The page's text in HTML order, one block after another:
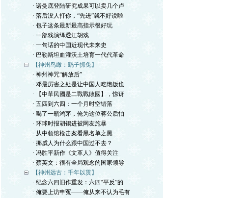
· 诺曼底登陆研究成果可以卖几个卢
· 落后没人打你，“先进”就不好说啦
· 包子这条最新最高指示很好玩
· 一部戏演绎透江胡戏
· 一句话的中国近现代未来史
· 巴勒斯坦血灌沃土培育一代代革命
【神州鸟瞰：鹞子抓兔】
· 神州神咒“解放后”
· 邓最厉害之处是让中国人吃饱饭也
· 【中華民國是二戰戰敗國】，惊讶
· 五四到六四：一个月时空错落
· 喝了一瓶鸿茅，俺为这位蒋公后怕
· 环球时报胡锡进被网友施暴
· 从中领馆枪击案看黑名单之黑
· 挪威人为什么跟中国过不去？
· 冯胜平新作《文革人》值得关注
· 蔡英文：很有全局观念的国家领导
【神州远古：千年以贯】
· 纪念六四旧作重发：六四“平反”的
· 俺要上访申冤——俺从来不认为毛有